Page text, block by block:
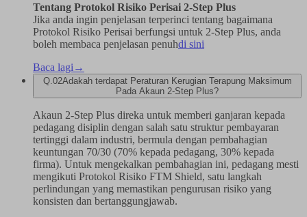
Tentang Protokol Risiko Perisai 2-Step Plus
Jika anda ingin penjelasan terperinci tentang bagaimana
Protokol Risiko Perisai berfungsi untuk 2-Step Plus, anda
boleh membaca penjelasan penuhdi sini
Baca lagi →
Q. 02Adakah terdapat Peraturan Kerugian Terapung Maksimum
Pada Akaun 2-Step Plus?
Akaun 2-Step Plus direka untuk memberi ganjaran kepada
pedagang disiplin dengan salah satu struktur pembayaran
tertinggi dalam industri, bermula dengan pembahagian
keuntungan 70/30 (70% kepada pedagang, 30% kepada
firma). Untuk mengekalkan pembahagian ini, pedagang mesti
mengikuti Protokol Risiko FTM Shield, satu langkah
perlindungan yang memastikan pengurusan risiko yang
konsisten dan bertanggungjawab.